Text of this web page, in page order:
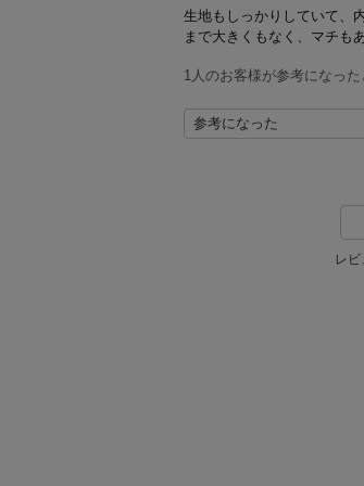
生地もしっかりしていて、
まで大きくもなく、マチも
1人のお客様が参考になっ
参考になった
レ